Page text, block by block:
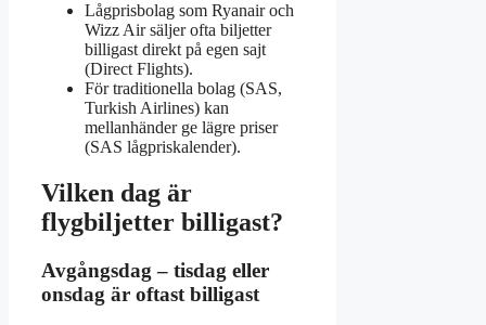
Lågprisbolag som Ryanair och
Wizz Air säljer ofta biljetter
billigast direkt på egen sajt
(Direct Flights).
För traditionella bolag (SAS,
Turkish Airlines) kan
mellanhänder ge lägre priser
(SAS lågpriskalender).
Vilken dag är
flygbiljetter billigast?
Avgångsdag – tisdag eller
onsdag är oftast billigast